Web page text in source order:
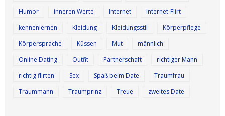
Humor
inneren Werte Internet
Internet-Flirt
kennenlernen
Kleidung Kleidungsstil
Körperpflege
Körpersprache
Küssen Mut
männlich
Online Dating
Outfit Partnerschaft
richtiger Mann
richtig flirten
Sex Spaß beim Date
Traumfrau
Traummann
Traumprinz Treue zweites Date